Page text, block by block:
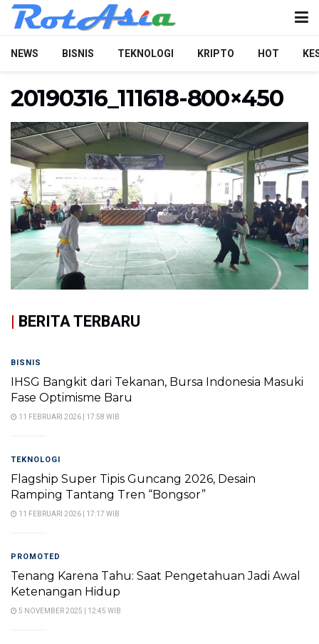
NEWS BISNIS TEKNOLOGI KRIPTO HOT
20190316_111618-800×450
| BERITA TERBARU
BISNIS
IHSG Bangkit dari Tekanan, Bursa Indonesia Masuki
Fase Optimisme Baru
11 FEBRUARI 2026 | 17:58 WIB
TEKNOLOGI
Flagship Super Tipis Guncang 2026, Desain
Ramping Tantang Tren “Bongsor”
11 FEBRUARI 2026 | 17:17 WIB
PROMOTED
Tenang Karena Tahu: Saat Pengetahuan Jadi Awal
Ketenangan Hidup
5 NOVEMBER 2025 | 12:45 WIB